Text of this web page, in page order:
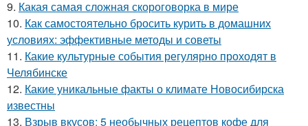
9. Какая самая сложная скороговорка в мире
10. Как самостоятельно бросить курить в домашних
условиях: эффективные методы и советы
11. Какие культурные события регулярно проходят в
Челябинске
12. Какие уникальные факты о климате Новосибирска
известны
13. Взрыв вкусов: 5 необычных рецептов кофе для